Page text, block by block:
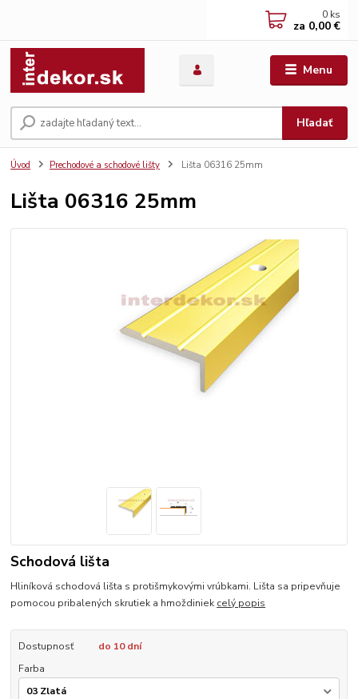
Menu
Hľadať
0 ks
za 0,00 €
Úvod Prechodové a schodové lišty Lišta 06316 25mm
Lišta 06316 25mm
Schodová lišta
Hliníková schodová lišta s protišmykovými vrúbkami. Lišta sa pripevňuje
pomocou pribalených skrutiek a hmoždiniek celý popis
Dostupnosť
do 10 dní
Farba